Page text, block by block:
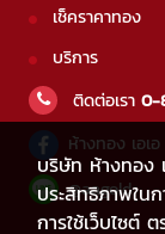
บริษัท ห้างทอง
ประสิทธิภาพใน
การใช้เว็บไซต์
เช็คราคาทอง
บริการ
ติดต่อเรา 0-
ห้างทอง เอเอ
@aagold